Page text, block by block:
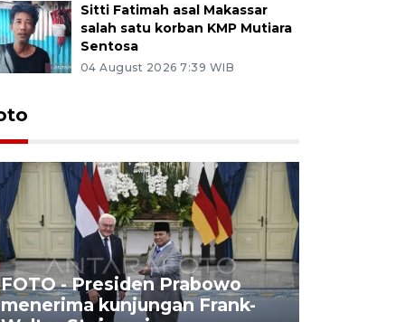
Sitti Fatimah asal Makassar
salah satu korban KMP Mutiara
Sentosa
04 August 2026 7:39 WIB
FOTO - Presiden Prabowo
menerima kunjungan Frank-